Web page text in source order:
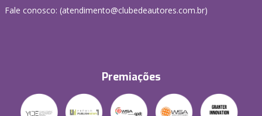
Fale conosco: (atendimento@clubedeautores.com.br)
Premiações